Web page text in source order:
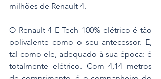
milhões de Renault 4.
O Renault 4 E-Tech 100% elétrico é tão
polivalente como o seu antecessor. E,
tal como ele, adequado à sua época: é
totalmente elétrico. Com 4,14 metros